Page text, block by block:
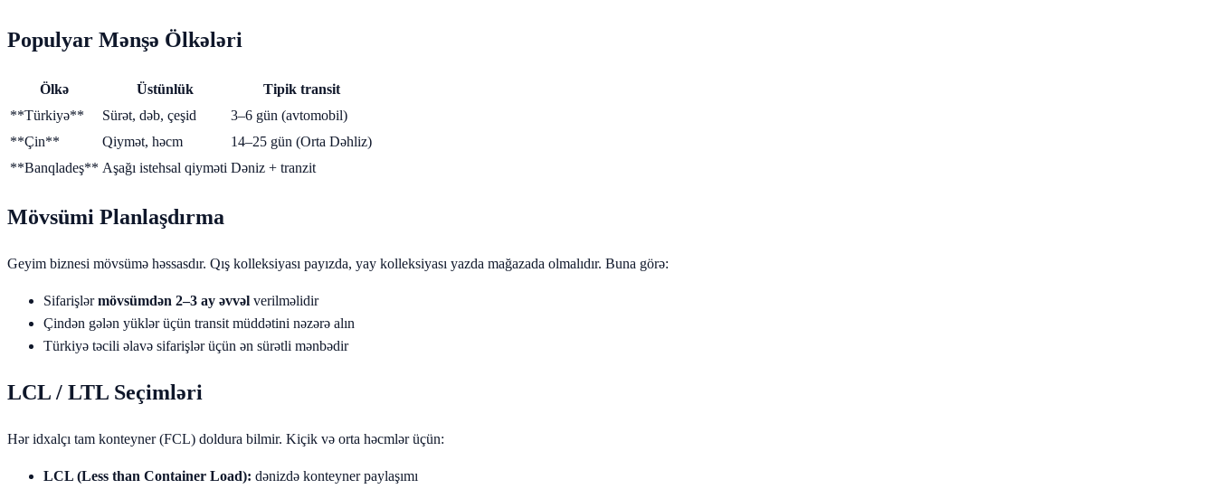
Populyar Mənşə Ölkələri
Ölkə Üstünlük
Tipik transit
**Türkiyə**
Sürət, dəb, çeşid
3–6 gün (avtomobil)
**Çin**
Qiymət, həcm
14–25 gün (Orta Dəhliz)
**Banqladeş** Aşağı istehsal qiyməti Dəniz + tranzit
Mövsümi Planlaşdırma
Geyim biznesi mövsümə həssasdır. Qış kolleksiyası payızda, yay kolleksiyası yazda mağazada olmalıdır. Buna görə:
Sifarişlərmövsümdən 2–3 ay əvvəl verilməlidir
Çindən gələn yüklər üçün transit müddətini nəzərə alın
Türkiyə təcili əlavə sifarişlər üçün ən sürətli mənbədir
LCL / LTL Seçimləri
Hər idxalçı tam konteyner (FCL) doldura bilmir. Kiçik və orta həcmlər üçün:
LCL (Less than Container Load): dənizdə konteyner paylaşımı